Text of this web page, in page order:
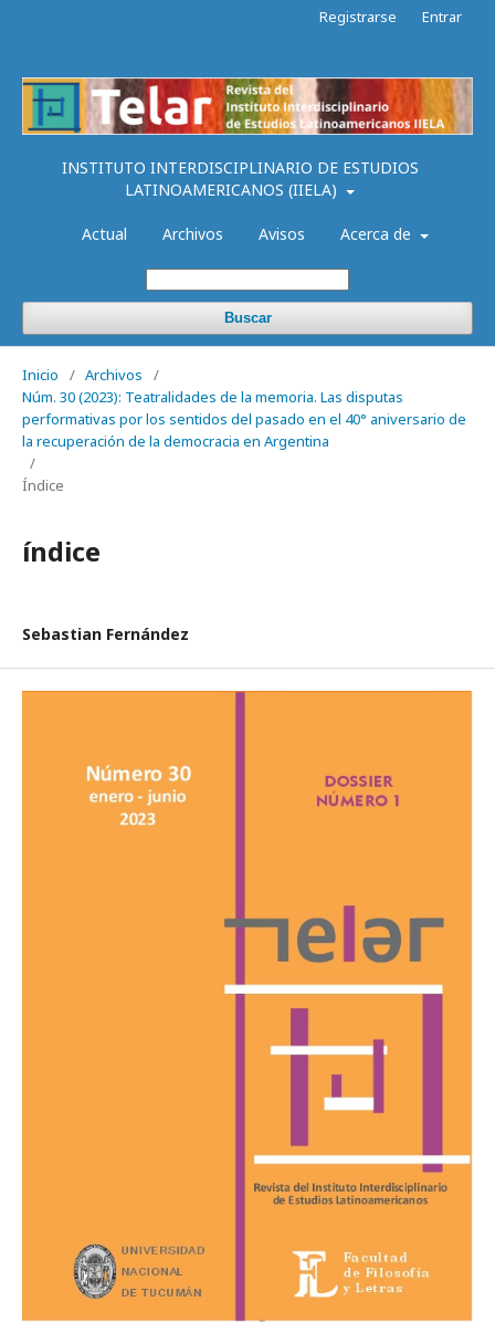
INSTITUTO INTERDISCIPLINARIO DE ESTUDIOS
LATINOAMERICANOS (IIELA)
Actual Archivos Avisos Acerca de
Buscar
Registrarse Entrar
Inicio / Archivos
/
Núm. 30 (2023): Teatralidades de la memoria. Las disputas
performativas por los sentidos del pasado en el 40° aniversario de
la recuperación de la democracia en Argentina
/
Índice
índice
Sebastian Fernández